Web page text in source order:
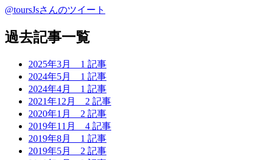
@toursJsさんのツイート
過去記事一覧
2025年3月 1 記事
2024年5月 1 記事
2024年4月 1 記事
2021年12月 2 記事
2020年1月 2 記事
2019年11月 4 記事
2019年8月 1 記事
2019年5月 2 記事